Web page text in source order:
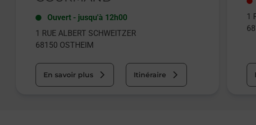
Ouvert - jusqu'à 12h00
1 RUE ALBERT SCHWEITZER
68150 OSTHEIM
En savoir plus Itinéraire
1